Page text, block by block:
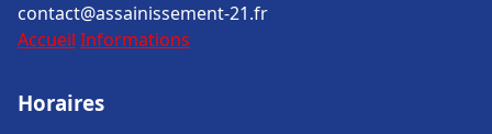
contact@assainissement-21.fr
Accueil Informations
Horaires